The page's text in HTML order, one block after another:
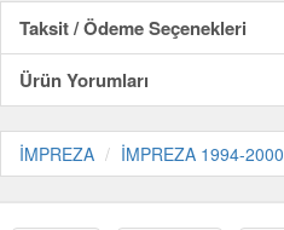
Taksit / Ödeme Seçenekleri
Ürün Yorumları
İMPREZA İMPREZA 1994-2000